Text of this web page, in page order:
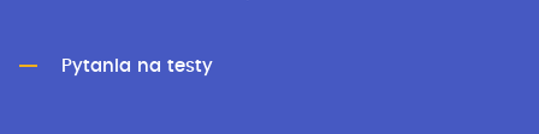
Pytania na testy